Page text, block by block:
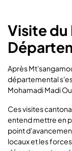
Visite du
Après
départemental
Mohamadi Madi
Ces visites
entend mettre en
point
locaux et les